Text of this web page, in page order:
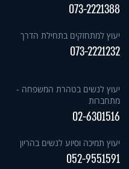
073-2221388
יעוץ למתחזקים בתחילת הדרך
073-2221232
יעוץ לנשים בטהרת המשפחה -
מתחברות
02-6301516
יעוץ תמיכה וסיוע לנשים בהריון
052-9551591